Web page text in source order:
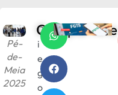
Pé-
de-
Meia
2025
D
i
e
g
o
Compartilhe